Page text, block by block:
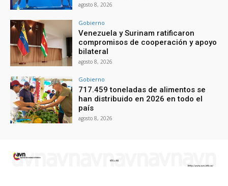
agosto 8, 2026
Gobierno
Venezuela y Surinam ratificaron
compromisos de cooperación y apoyo
bilateral
agosto 8, 2026
Gobierno
717.459 toneladas de alimentos se
han distribuido en 2026 en todo el
país
agosto 8, 2026